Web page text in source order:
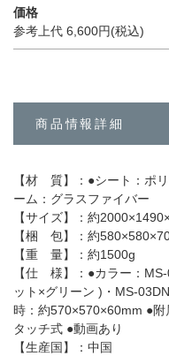
価格
参考上代 6,600円(税込)
商品情報詳細
【材 質】：●シート：ポ
ーム：グラスファイバー
【サイズ】：約
【梱 包】：約
【重 量】：約1500g
【仕 様】：●カラー：
ット×グリーン )・MS-
時：約570×570×60mm ●
タッチ式 ●動画あり
【生産国】：中国